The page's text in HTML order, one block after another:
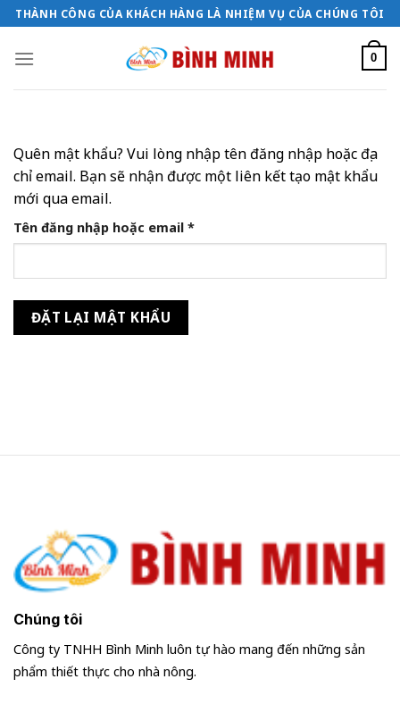
Bỏ
qua
nội
THÀNH CÔNG CỦA KHÁCH HÀNG LÀ NHIỆM VỤ CỦA CHÚNG TÔI
0
Quên mật khẩu? Vui lòng nhập tên đăng nhập hoặc địa
chỉ email. Bạn sẽ nhận được một liên kết tạo mật khẩu
mới qua email.
Tên đăng nhập hoặc email *Bắt
buộc
ĐẶT LẠI MẬT KHẨU
Chúng tôi
Công ty TNHH Bình Minh luôn tự hào mang đến những sản
phẩm thiết thực cho nhà nông.